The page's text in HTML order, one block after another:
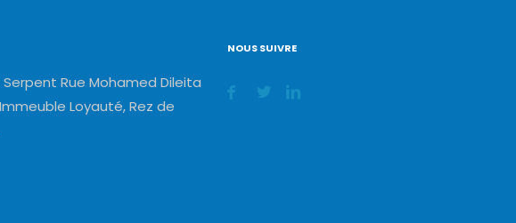
Rue Mohamed Dileita
Loyauté, Rez de
NOUS SUIVRE